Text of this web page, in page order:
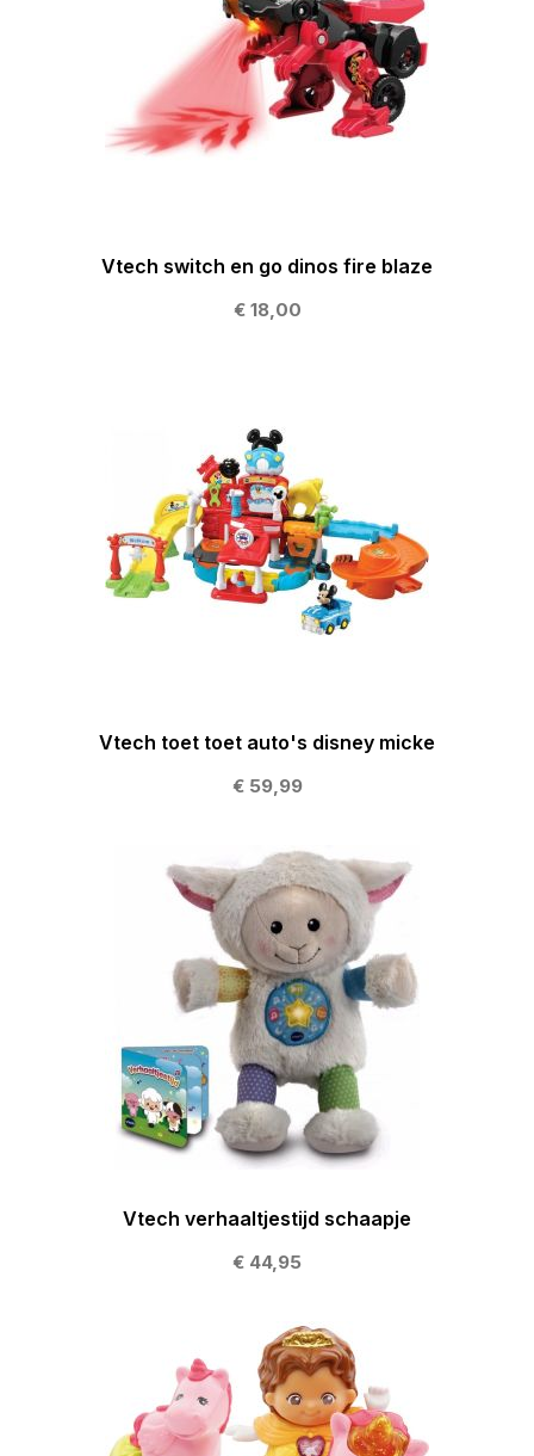
Vtech switch en go dinos fire blaze
€ 18,00
Vtech toet toet auto's disney micke
€ 59,99
Vtech verhaaltjestijd schaapje
€ 44,95